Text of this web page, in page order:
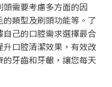
需要考慮多方面的因
類型及刷頭功能等。了
己的口腔需求選擇最合
口腔清潔效果，有效改
牙齒和牙齦，讓您每天